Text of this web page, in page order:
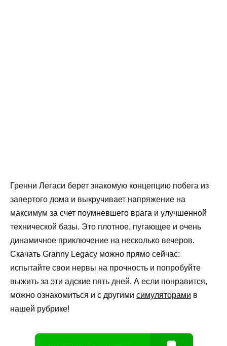
Гренни Легаси берет знакомую концепцию побега из
запертого дома и выкручивает напряжение на
максимум за счет поумневшего врага и улучшенной
технической базы. Это плотное, пугающее и очень
динамичное приключение на несколько вечеров.
Скачать Granny Legacy можно прямо сейчас:
испытайте свои нервы на прочность и попробуйте
выжить за эти адские пять дней. А если понравится,
можно ознакомиться и с другими симуляторами в
нашей рубрике!